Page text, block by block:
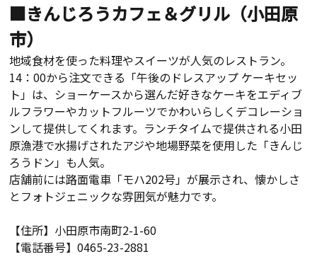
■きんじろうカフェ＆グリル（小田原
市）
地域食材を使った料理やスイーツが人気のレストラン。
14：00から注文できる「午後のドレスアップ ケーキセッ
ト」は、ショーケースから選んだ好きなケーキをエディブ
ルフラワーやカットフルーツでかわいらしくデコレーショ
ンして提供してくれます。ランチタイムで提供される小田
原漁港で水揚げされたアジや地場野菜を使用した「きんじ
ろうドン」も人気。
店舗前には路面電車「モハ202号」が展示され、懐かしさ
とフォトジェニックな雰囲気が魅力です。
【住所】 小田原市南町2-1-60
【電話番号】0465-23-2881